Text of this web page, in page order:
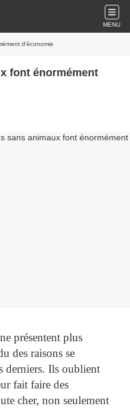
MENU
d’économie
font énormément
présentent plus
des raisons se
derniers. Ils oublient
fait faire des
cher, non seulement